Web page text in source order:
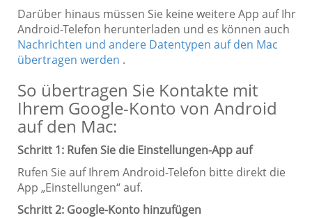
Darüber hinaus müssen Sie keine weitere App auf Ihr
Android-Telefon herunterladen und es können auch
Nachrichten und andere Datentypen auf den Mac
übertragen werden .
So übertragen Sie Kontakte mit
Ihrem Google-Konto von Android
auf den Mac:
Schritt 1: Rufen Sie die Einstellungen-App auf
Rufen Sie auf Ihrem Android-Telefon bitte direkt die
App „Einstellungen“ auf.
Schritt 2: Google-Konto hinzufügen